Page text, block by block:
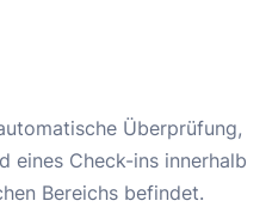
Überprüfung,
eines Check-ins innerhalb
Bereichs befindet.